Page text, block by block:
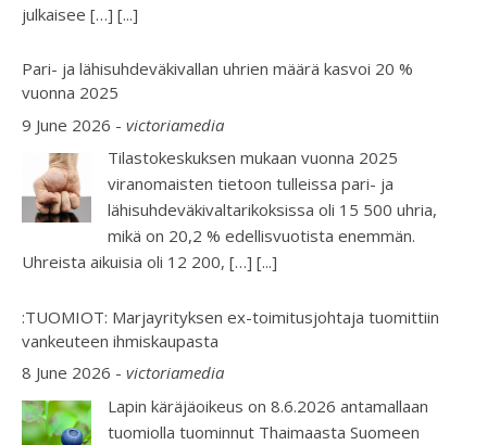
julkaisee […] [...]
Pari- ja lähisuhdeväkivallan uhrien määrä kasvoi 20 %
vuonna 2025
9 June 2026 - victoriamedia
Tilastokeskuksen mukaan vuonna 2025
viranomaisten tietoon tulleissa pari- ja
lähisuhdeväkivaltarikoksissa oli 15 500 uhria,
mikä on 20,2 % edellisvuotista enemmän.
Uhreista aikuisia oli 12 200, […] [...]
:TUOMIOT: Marjayrityksen ex-toimitusjohtaja tuomittiin
vankeuteen ihmiskaupasta
8 June 2026 - victoriamedia
Lapin käräjäoikeus on 8.6.2026 antamallaan
tuomiolla tuominnut Thaimaasta Suomeen